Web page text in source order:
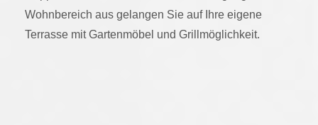
Wohnbereich aus gelangen Sie auf Ihre eigene
Terrasse mit Gartenmöbel und Grillmöglichkeit.